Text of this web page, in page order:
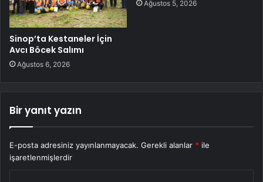
Sinop’ta Kestaneler İçin
Avcı Böcek Salımı
Ağustos 6, 2026
Ağustos 5, 2026
Bir yanıt yazın
E-posta adresiniz yayınlanmayacak. Gerekli alanlar * ile
işaretlenmişlerdir